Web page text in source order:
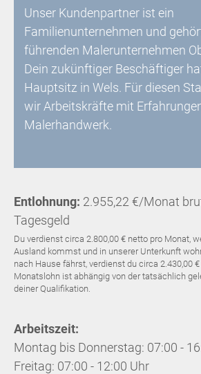
Unser Kundenpartner ist ein
Familienunternehmen und
führenden Malerunternehmen
Dein zukünftiger Beschäftiger
Hauptsitz in Wels. Für diesen
wir Arbeitskräfte mit
Malerhandwerk.
Entlohnung: 2.955,22 €/Monat
Tagesgeld
Du verdienst circa 2.800,00 € netto pro Monat,
Ausland kommst und in unserer Unterkunft
nach Hause fährst, verdienst du circa 2.430,00
Monatslohn ist abhängig von der tatsächlich
deiner Qualifikation.
Arbeitszeit:
Montag bis Donnerstag: 07:00 -
Freitag: 07:00 - 12:00 Uhr